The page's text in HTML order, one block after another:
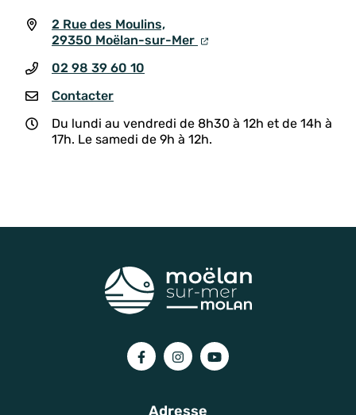
2 Rue des Moulins,
29350 Moëlan-sur-Mer
02 98 39 60 10
Contacter
Du lundi au vendredi de 8h30 à 12h et de 14h à
17h. Le samedi de 9h à 12h.
Lien vers le compte Facebook
Lien vers le compte Instagram
Lien vers la chaîne
Adresse